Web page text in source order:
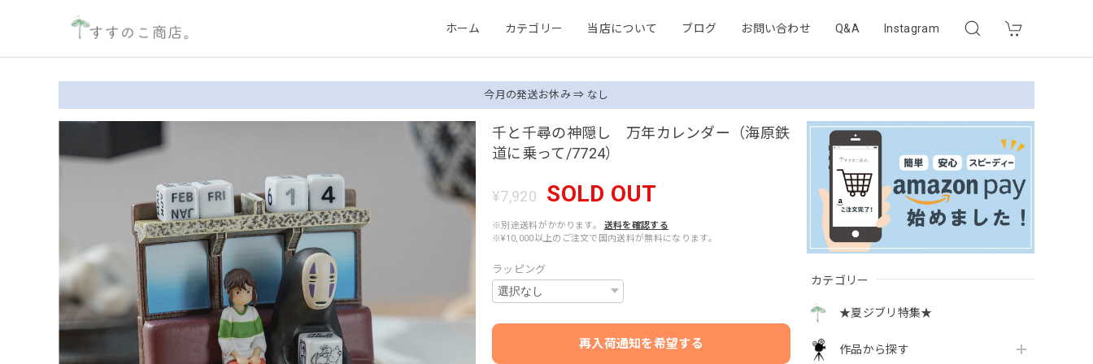
ホーム カテゴリー 当店について ブログ お問い合わせ Q&A Instagram
今月の発送お休み ⇒ なし
カテゴリー
★夏ジブリ特集★
作品から探す
千と千尋の神隠し 万年カレンダー（海原鉄
道に乗って/7724）
¥7,920 SOLD OUT
※別途送料がかかります。
送料を確認する
※¥10,000以上のご注文で国内送料が無料になります。
ラッピング
再入荷通知を希望する